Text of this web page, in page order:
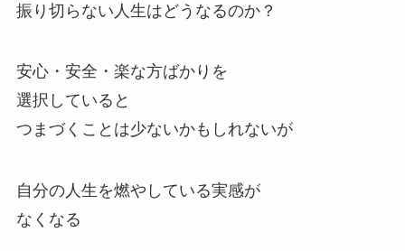
振り切らない人生はどうなるのか？
安心・安全・楽な方ばかりを
選択していると
つまづくことは少ないかもしれないが
自分の人生を燃やしている実感が
なくなる